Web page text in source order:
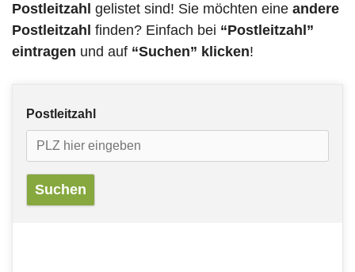
Postleitzahl gelistet sind! Sie möchten eine andere
Postleitzahl finden? Einfach bei “Postleitzahl”
eintragen und auf “Suchen” klicken!
Postleitzahl